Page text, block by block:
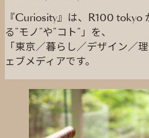
『Curiosity』は、R100 tokyo
る"モノ"や"コト"」を、
「東京／暮らし／デザイン／
ェブメディアです。